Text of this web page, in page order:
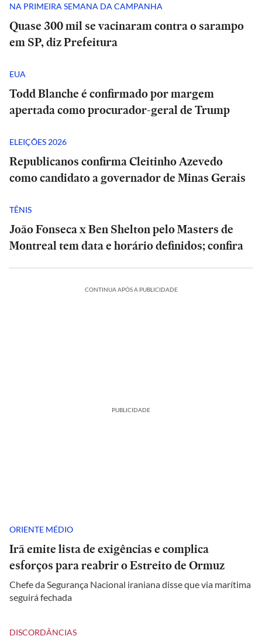
NA PRIMEIRA SEMANA DA CAMPANHA
Quase 300 mil se vacinaram contra o sarampo
em SP, diz Prefeitura
EUA
Todd Blanche é confirmado por margem
apertada como procurador-geral de Trump
ELEIÇÕES 2026
Republicanos confirma Cleitinho Azevedo
como candidato a governador de Minas Gerais
TÊNIS
João Fonseca x Ben Shelton pelo Masters de
Montreal tem data e horário definidos; confira
CONTINUA APÓS A PUBLICIDADE
PUBLICIDADE
ORIENTE MÉDIO
Irã emite lista de exigências e complica
esforços para reabrir o Estreito de Ormuz
Chefe da Segurança Nacional iraniana disse que via marítima
seguirá fechada
DISCORDÂNCIAS